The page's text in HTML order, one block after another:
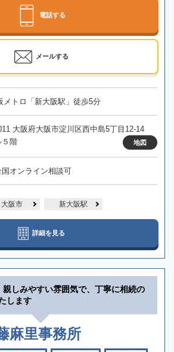
電話する
メールする
メトロ「新大阪駅」徒歩5分
大阪府大阪市淀川区西中島5丁目12-14
５階
地図
国オンライン相談可
大阪市 新大阪駅
詳細を見る
親しみやすい雰囲気で、丁寧に相続の
します
麻里事務所